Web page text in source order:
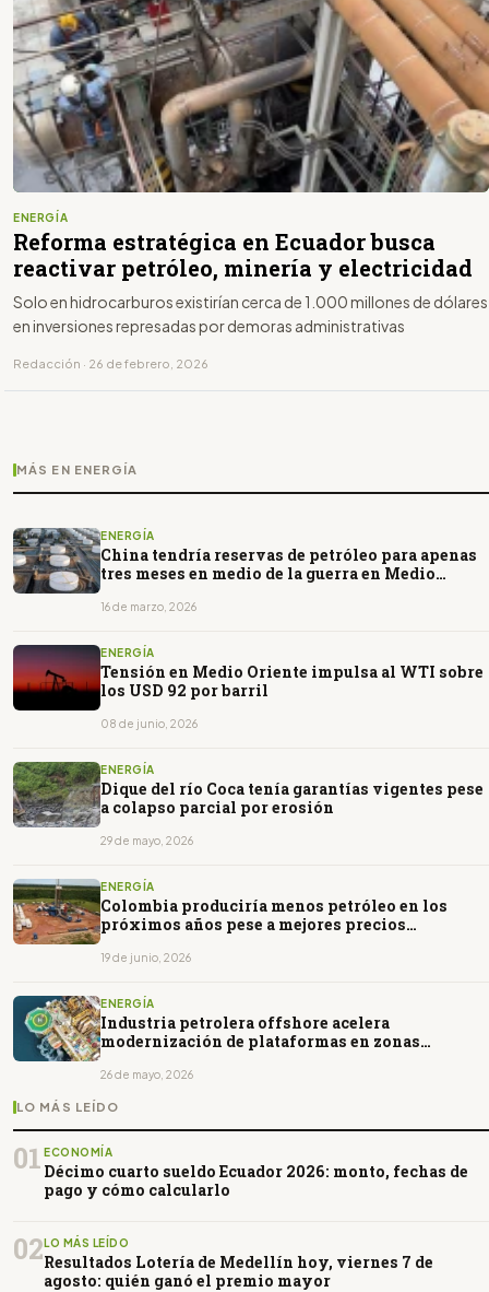
ENERGÍA
Reforma estratégica en Ecuador busca
reactivar petróleo, minería y electricidad
Solo en hidrocarburos existirían cerca de 1.000 millones de dólares
en inversiones represadas por demoras administrativas
Redacción · 26 de febrero, 2026
MÁS EN ENERGÍA
ENERGÍA
China tendría reservas de petróleo para apenas
tres meses en medio de la guerra en Medio
16 de marzo, 2026
ENERGÍA
Tensión en Medio Oriente impulsa al WTI sobre
los USD 92 por barril
08 de junio, 2026
ENERGÍA
Dique del río Coca tenía garantías vigentes pese
a colapso parcial por erosión
29 de mayo, 2026
ENERGÍA
Colombia produciría menos petróleo en los
próximos años pese a mejores precios
19 de junio, 2026
ENERGÍA
Industria petrolera offshore acelera
modernización de plataformas en zonas
26 de mayo, 2026
LO MÁS LEÍDO
01 ECONOMÍA
Décimo cuarto sueldo Ecuador 2026: monto, fechas de
pago y cómo calcularlo
02LO MÁS LEÍDO
Resultados Lotería de Medellín hoy, viernes 7 de
agosto: quién ganó el premio mayor